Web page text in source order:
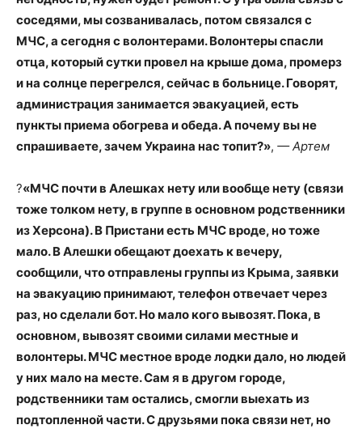
соседями, мы созванивалась, потом связался с
МЧС, а сегодня с волонтерами. Волонтеры спасли
отца, который сутки провел на крыше дома, промерз
и на солнце перегрелся, сейчас в больнице. Говорят,
администрация занимается эвакуацией, есть
пункты приема обогрева и обеда. А почему вы не
спрашиваете, зачем Украина нас топит?», — Артем
?«МЧС почти в Алешках нету или вообще нету (связи
тоже толком нету, в группе в основном родственники
из Херсона). В Пристани есть МЧС вроде, но тоже
мало. В Алешки обещают доехать к вечеру,
сообщили, что отправлены группы из Крыма, заявки
на эвакуацию принимают, телефон отвечает через
раз, но сделали бот. Но мало кого вывозят. Пока, в
основном, вывозят своими силами местные и
волонтеры. МЧС местное вроде лодки дало, но людей
у них мало на месте. Сам я в другом городе,
родственники там остались, смогли выехать из
подтопленной части. С друзьями пока связи нет, но